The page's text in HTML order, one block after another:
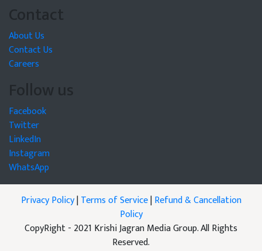
Contact
About Us
Contact Us
Careers
Follow us
Facebook
Twitter
LinkedIn
Instagram
WhatsApp
Privacy Policy|Terms of Service|Refund & Cancellation
Policy
CopyRight - 2021 Krishi Jagran Media Group. All Rights
Reserved.